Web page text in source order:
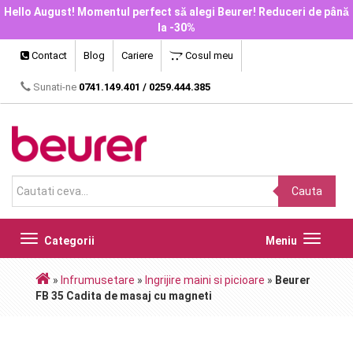
Hello August! Momentul perfect să alegi Beurer! Reduceri de până
la -30%
Contact Blog Cariere Cosul meu
Sunati-ne 0741.149.401 / 0259.444.385
Cauta
Categorii
Toggle
navigation
Meniu
Toggle
» Infrumusetare » Ingrijire maini si picioare » Beurer
FB 35 Cadita de masaj cu magneti